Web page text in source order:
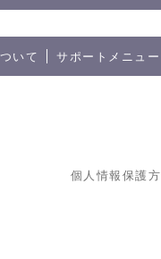
いて サポートメニュー
個人情報保護